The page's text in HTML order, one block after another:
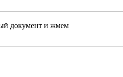
документ и жмем